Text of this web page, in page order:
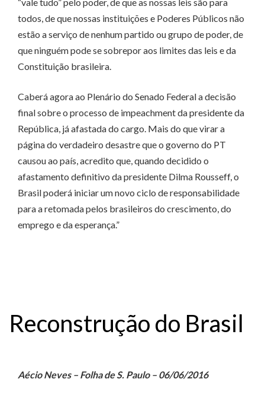
todos, de que nossas instituições e Poderes Públicos não
estão a serviço de nenhum partido ou grupo de poder, de
que ninguém pode se sobrepor aos limites das leis e da
Constituição brasileira.
Caberá agora ao Plenário do Senado Federal a decisão
final sobre o processo de impeachment da presidente da
República, já afastada do cargo. Mais do que virar a
página do verdadeiro desastre que o governo do PT
causou ao país, acredito que, quando decidido o
afastamento definitivo da presidente Dilma Rousseff, o
Brasil poderá iniciar um novo ciclo de responsabilidade
para a retomada pelos brasileiros do crescimento, do
emprego e da esperança.”
Reconstrução do Brasil
Aécio Neves – Folha de S. Paulo – 06/06/2016